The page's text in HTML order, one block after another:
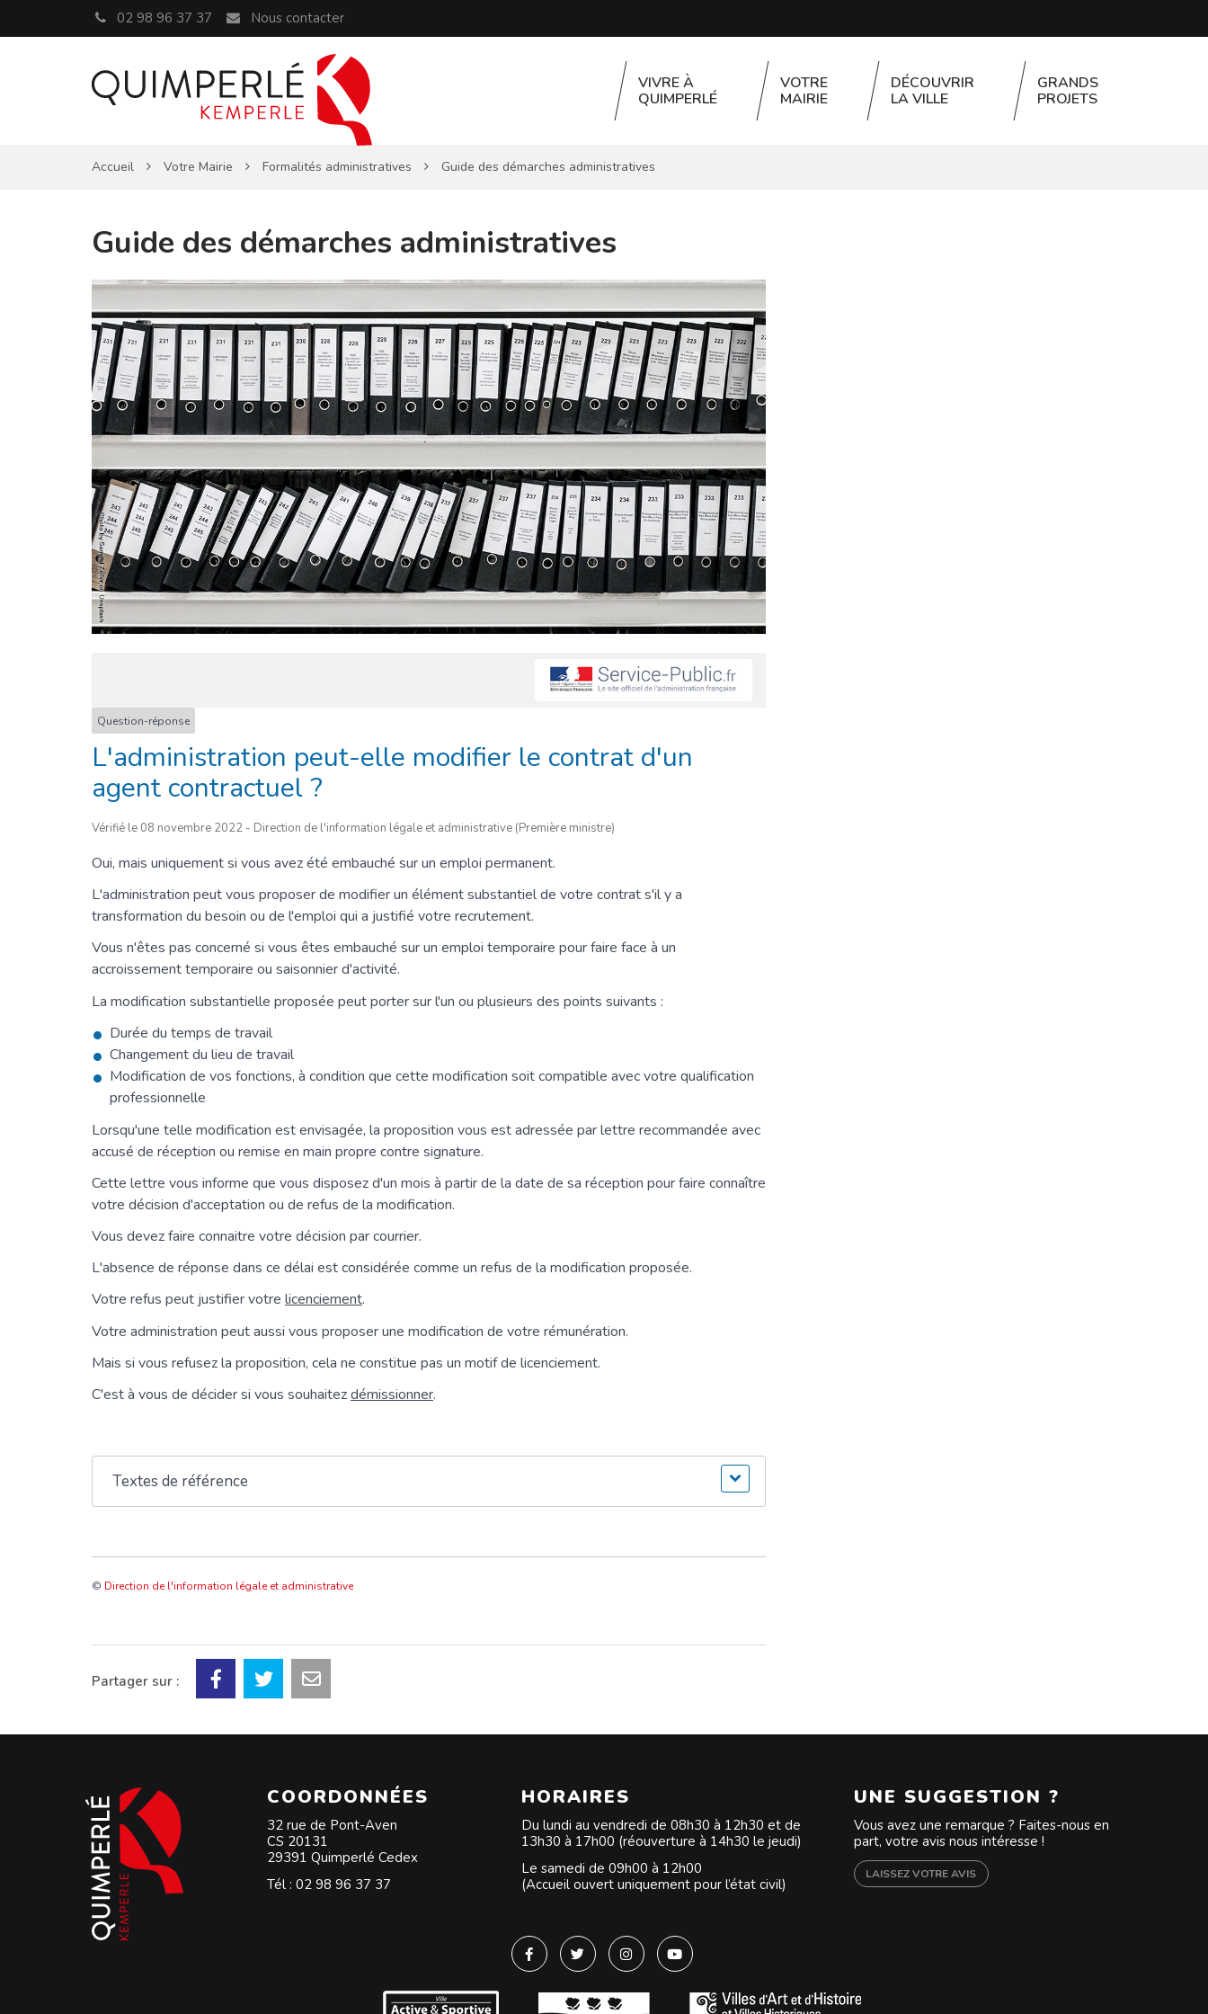
02 98 96 37 37 Nous contacter
VIVRE À
QUIMPERLÉ
VOTRE
MAIRIE
DÉCOUVRIR
LA VILLE
GRANDS
PROJETS
Accueil Votre Mairie Formalités administratives Guide des démarches administratives
Guide des démarches administratives
Question-réponse
L'administration peut-elle modifier le contrat d'un
agent contractuel ?
Vérifié le 08 novembre 2022 - Direction de l'information légale et administrative (Première ministre)
Oui, mais uniquement si vous avez été embauché sur un emploi permanent.
L'administration peut vous proposer de modifier un élément substantiel de votre contrat s'il y a
transformation du besoin ou de l'emploi qui a justifié votre recrutement.
Vous n'êtes pas concerné si vous êtes embauché sur un emploi temporaire pour faire face à un
accroissement temporaire ou saisonnier d'activité.
La modification substantielle proposée peut porter sur l'un ou plusieurs des points suivants :
Durée du temps de travail
Changement du lieu de travail
Modification de vos fonctions, à condition que cette modification soit compatible avec votre qualification
professionnelle
Lorsqu'une telle modification est envisagée, la proposition vous est adressée par lettre recommandée avec
accusé de réception ou remise en main propre contre signature.
Cette lettre vous informe que vous disposez d'un mois à partir de la date de sa réception pour faire connaître
votre décision d'acceptation ou de refus de la modification.
Vous devez faire connaitre votre décision par courrier.
L'absence de réponse dans ce délai est considérée comme un refus de la modification proposée.
Votre refus peut justifier votre licenciement.
Votre administration peut aussi vous proposer une modification de votre rémunération.
Mais si vous refusez la proposition, cela ne constitue pas un motif de licenciement.
C'est à vous de décider si vous souhaitezdémissionner.
Textes de référence
© Direction de l'information légale et administrative
Partager sur :
COORDONNÉES
32 rue de Pont-Aven
CS 20131
29391 Quimperlé Cedex
Tél : 02 98 96 37 37
HORAIRES
Du lundi au vendredi de 08h30 à 12h30 et de
13h30 à 17h00 (réouverture à 14h30 le jeudi)
Le samedi de 09h00 à 12h00
(Accueil ouvert uniquement pour l’état civil)
UNE SUGGESTION ?
Vous avez une remarque ? Faites-nous en
part, votre avis nous intéresse !
LAISSEZ VOTRE AVIS
Lien vers le compte Facebook
Lien vers le compte Twitter
Lien vers le compte Instagram
Lien vers la chaîne Youtube